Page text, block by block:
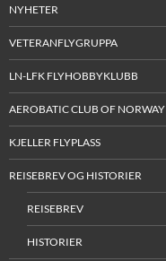
NYHETER
VETERANFLYGRUPPA
LN-LFK FLYHOBBYKLUBB
AEROBATIC CLUB OF NORWAY
KJELLER FLYPLASS
REISEBREV OG HISTORIER
REISEBREV
HISTORIER